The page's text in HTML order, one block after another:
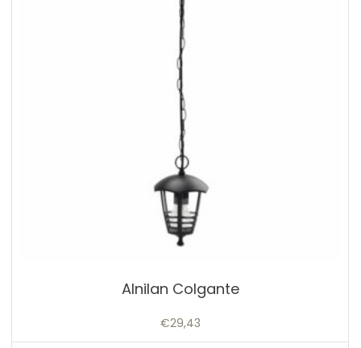
Alnilan Colgante
€29,43